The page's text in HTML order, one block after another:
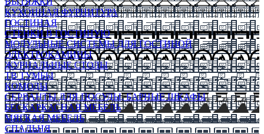
КУХОННАЯ ФУРНИТУРА
ГОСТИНАЯ
СТЕНКИ В ГОСТИНУЮ
МОДУЛЬНЫЕ СИСТЕМЫ ДЛЯ ГОСТИНОЙ
ЭЛЕКТРОКАМИНЫ
ЖУРНАЛЬНЫЕ СТОЛЫ
ТВ ТУМБЫ
КОМОДЫ
СЕРВАНТЫ ДЛЯ ПОСУДЫ, БАРНЫЕ ШКАФЫ
БЕСКАРКАСНАЯ МЕБЕЛЬ
МЯГКАЯ МЕБЕЛЬ
СПАЛЬНЯ